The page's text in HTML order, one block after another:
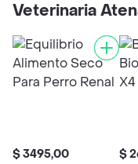
Veterinaria
$ 3495,00 $